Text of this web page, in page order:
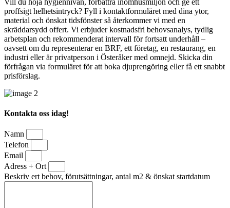
proffsigt helhetsintryck? Fyll i kontaktformuläret med dina ytor,
material och önskat tidsfönster så återkommer vi med en
skräddarsydd offert. Vi erbjuder kostnadsfri behovsanalys, tydlig
arbetsplan och rekommenderat intervall för fortsatt underhåll –
oavsett om du representerar en BRF, ett företag, en restaurang, en
industri eller är privatperson i Österåker med omnejd. Skicka din
förfrågan via formuläret för att boka djuprengöring eller få ett snabbt
prisförslag.
Kontakta oss idag!
Namn
Telefon
Email
Adress + Ort
Beskriv ert behov, förutsättningar, antal m2 & önskat startdatum